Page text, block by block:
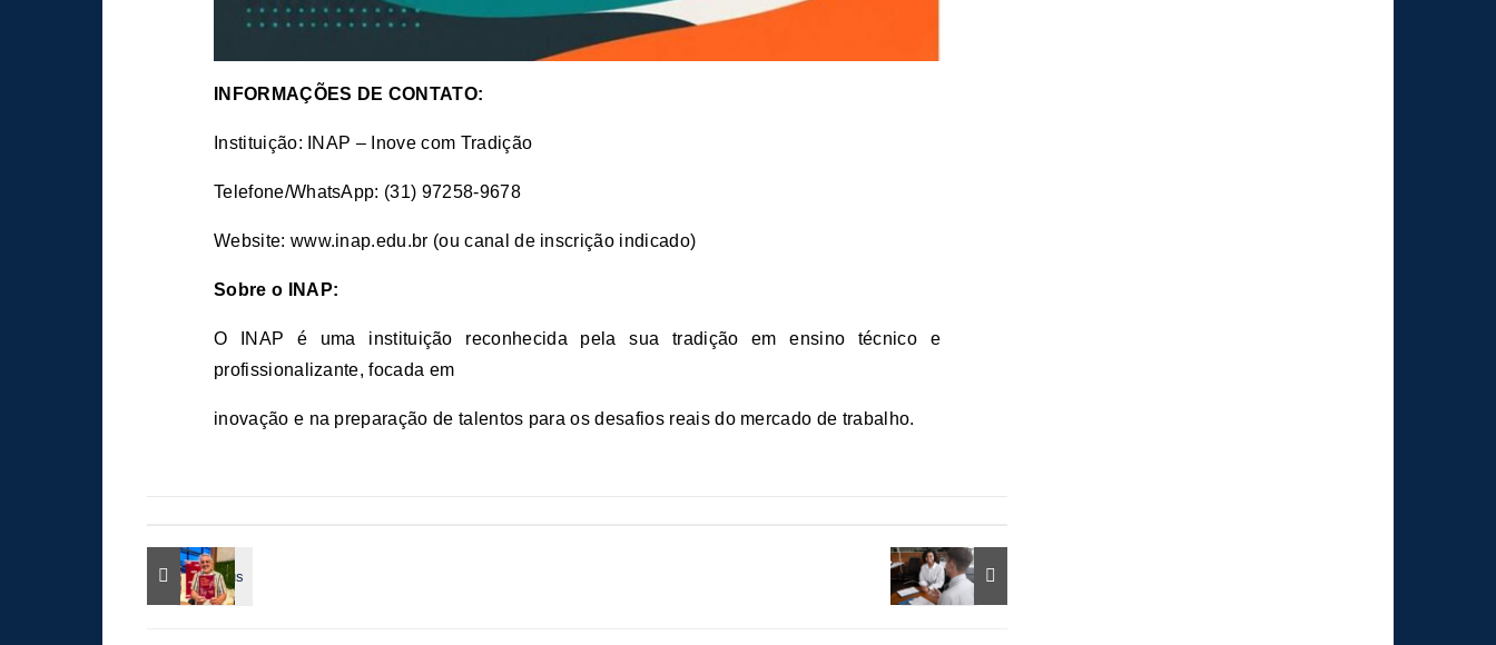
INFORMAÇÕES DE CONTATO:
Instituição: INAP – Inove com Tradição
Telefone/WhatsApp: (31) 97258-9678
Website: www.inap.edu.br (ou canal de inscrição indicado)
Sobre o INAP:
O INAP é uma instituição reconhecida pela sua tradição em ensino técnico e
profissionalizante, focada em
inovação e na preparação de talentos para os desafios reais do mercado de trabalho.